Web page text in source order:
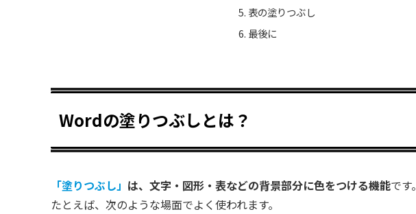
表の塗りつぶし
最後に
Wordの塗りつぶしとは？
「塗りつぶし」 は、文字・図形・表などの背景部分に色をつける機能です。
たとえば、次のような場面でよく使われます。